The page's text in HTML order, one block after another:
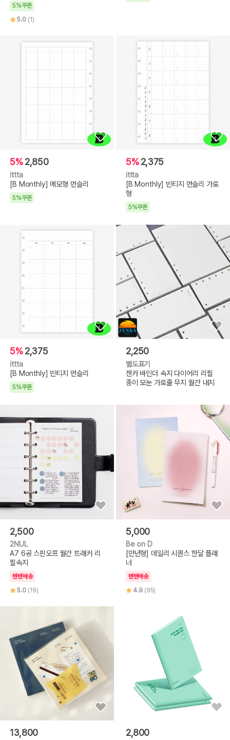
5%쿠폰
5.0 (1)
5% 2,850
ittta
[B Monthly] 메모형 먼슬리
5%쿠폰
5% 2,375
ittta
[B Monthly] 빈티지 먼슬리 가로
형
5%쿠폰
5% 2,375
ittta
[B Monthly] 빈티지 먼슬리
5%쿠폰
2,250
별도표기
젠카 바인더 속지 다이어리 리필
종이 모눈 가로줄 무지 월간 내지
2,500
2NUL
A7 6공 스핀오프 월간 트래커 리
필속지
텐텐배송
5.0 (19)
5,000
Be on D
[만년형] 데일리 시퀀스 한달 플래
너
텐텐배송
4.9 (95)
13,800 2,800